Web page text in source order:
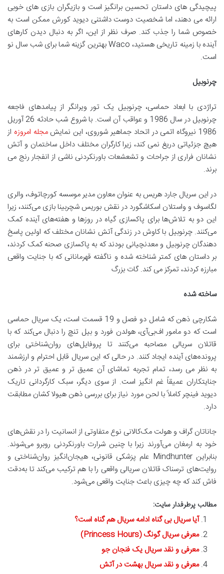
پیچیدگی های داستان تحسین برانگیز است و بازیگران بازی های خوبی
ارائه می دهند، اما شخصیت دوست داشتنی دیوید کورش ممکن است به
خصوص شما را جذب کند. صرف نظر از این، اگر به دنبال دیدن کارهای
آینده با زمینه تاریخی هستید، Waco بهترین گزینه شما برای شب سال نو
است.
چرنوبیل
تراژدی با ابعاد حماسی، چرنوبیل یک تور ویرانگر از پیامدهای فاجعه
چرنوبیل در سال 1986 و عواقب آن است. با شروع شب حادثه 26 آوریل
1986 نیروگاه اتمی در اتحاد جماهیر شوروی، این نمایش
مجله امروزه از
هیچ جزئیاتی دریغ نمی کند، زیرا کارگران مختلف داخل ساختمان و آتش
نشانان فراری از جراحات و تشعشعات باورنکردنی ناشی از انفجار رنج می
برند.
در این سریال جارد هریس به عنوان معاون مدیر موسسه کورچاتوف، والری
لگاسوف و واستلان اسکاشگورد در نقش بوریس شچربینا بازی می‌کنند، زیرا
این دو به تلاش‌ها برای پاکسازی گیاه در روزها و هفته‌های آینده کمک
می‌کنند. چرنوبیل با کاوش در زندگی آتش نشانان مختلف که اولین پاسخ
دهندگان چرنوبیل و معدنچیانی بودند که به پاکسازی صحنه کمک کردند،
بر داستان های کمتر شناخته شده و ناگفته قهرمانانی که با جنایت واقعی
مبارزه کردند، تمرکز می کند. گات بزرگ
ساخته شده
شکارچی ذهن که شامل دو فصل و 19 قسمت است، یک سریال حماسی
است که دو مامور اف‌بی‌آی، هولدن فورد و بیل تنچ را دنبال می‌کند که با
قاتلان سریالی مصاحبه می‌کنند تا پروفایل‌های روان‌شناختی برای
پرونده‌های آینده ایجاد کنند. در حالی که این سریال قابل احترام و ارزشمند
به نظر می رسد، تمام تجربه تماشای آن عمیق تر و عمیق تر در ذهن
جنایتکاران عمیقاً غم انگیز است. از سوی دیگر، سبک کارگردانی تاریک
دیوید فینچر کاملاً با لحن مورد نیاز برای بررسی ذهن هیولا کشان مطابقت
دارد.
جاناتان گراف و هولت مک‌کالانی نوع متفاوتی از انسانیت را در نقش‌های
خود به ارمغان می‌آورند زیرا با چنین شرارت باورنکردنی روبرو می‌شوند.
بنابراین Mindhunter علم پزشکی قانونی، هیجان‌انگیز روان‌شناختی و
روایت‌های ترسناک قاتلان سریالی واقعی را با هم ترکیب می‌کند تا به‌دقت
فاش کند که چه چیزی باعث جنایت واقعی می‌شود.
مطالب پرطرفدار سایت:
آیا سریال بی گناه ادامه سریال هم گناه است؟
معرفی سریال گونگ (Princess Hours)
معرفی و نقد سریال یک فنجان جو
معرفی و نقد سریال بهشت در آتش